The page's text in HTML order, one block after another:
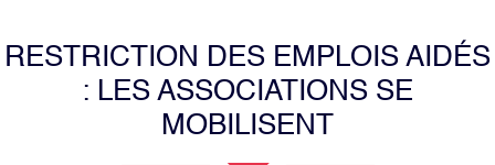
RESTRICTION DES EMPLOIS AIDÉS
: LES ASSOCIATIONS SE
MOBILISENT